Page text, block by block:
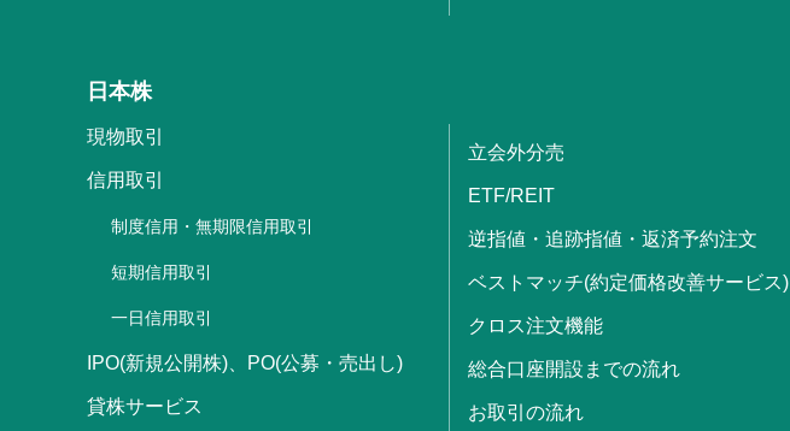
日本株
現物取引
信用取引
制度信用・無期限信用取引
短期信用取引
一日信用取引
IPO(新規公開株)、PO(公募・売出し)
貸株サービス
立会外分売
ETF/REIT
逆指値・追跡指値・返済予約注文
ベストマッチ(約定価格改善サービス)
クロス注文機能
総合口座開設までの流れ
お取引の流れ